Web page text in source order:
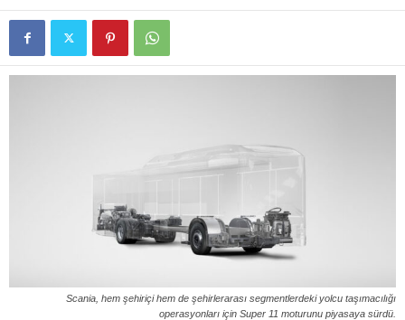
Scania, hem şehiriçi hem de şehirlerarası segmentlerdeki yolcu taşımacılığı
operasyonları için Super 11 moturunu piyasaya sürdü.